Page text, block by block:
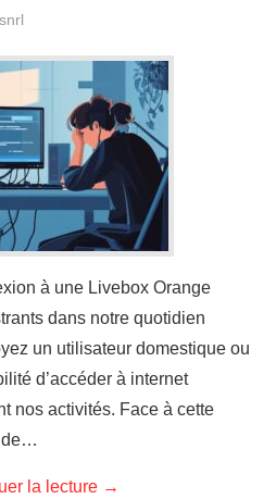
snrl
à une Livebox Orange
dans notre quotidien
un utilisateur domestique ou
d’accéder à internet
nos activités. Face à cette
de…
la lecture →